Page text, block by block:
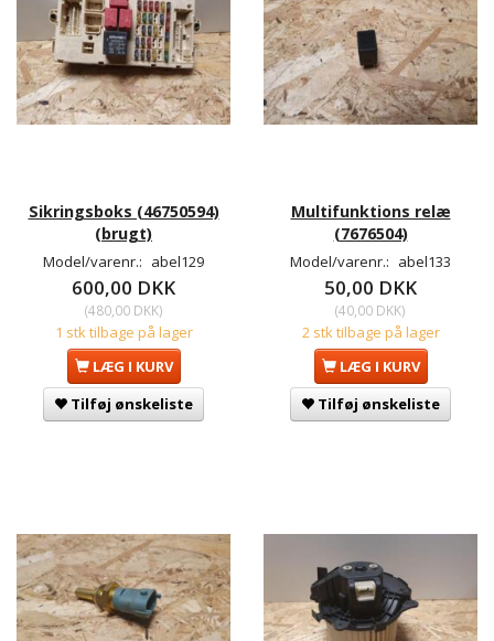
Sikringsboks (46750594)
(brugt)
Model/varenr.: abel129
600,00 DKK
(480,00 DKK)
1 stk tilbage på lager
LÆG I KURV
Tilføj ønskeliste
Multifunktions relæ
(7676504)
Model/varenr.: abel133
50,00 DKK
(40,00 DKK)
2 stk tilbage på lager
LÆG I KURV
Tilføj ønskeliste